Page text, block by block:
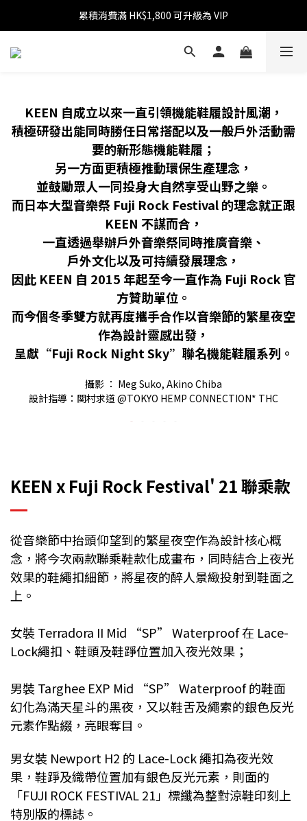
消費滿 HK$599 免運費
累積消費滿 HK$1,800 可升級為 VIP
消費滿 HK$1,800 可享 9 折優惠
KEEN 自成立以來一直引領機能鞋履設計風潮，
積極研發出能同時勝任日常搭配以及一般戶外活動需
要的新形態機能鞋履；
另一方面更積極推動環保生產理念，
並鼓勵眾人一同投身大自然享受山野之樂。
而日本大型音樂祭 Fuji Rock Festival 的理念就正跟
KEEN 不謀而合，
一直透過舉辦戶外音樂祭同時推廣音樂、
戶外文化以及可持續發展理念，
因此 KEEN 自 2015 年起至今一直作為 Fuji Rock 官
方贊助單位。
而今個冬季雙方就再度攜手合作以音樂節的繁星夜空
作為設計靈感出發，
呈獻“Fuji Rock Night Sky”聯名機能鞋履系列。
攝影 ： Meg Suko, Akino Chiba
設計指導：関村求道 @TOKYO HEMP CONNECTION* THC
KEEN x Fuji Rock Festival' 21 聯乘款
從音樂節中抬頭仰望到的繁星夜空作為設計核心概
念，將今次兩款聯乘鞋款化成畫布，同時結合上夜光
效果的鞋繩扣細節，將星夜的醉人景緻投射到鞋面之
上。
女裝 Terradora II Mid “SP” Waterproof 在 Lace-
Lock繩扣、鞋頭及鞋踭位置加入夜光效果；
男裝 Targhee EXP Mid “SP” Waterproof 的鞋面
幻化為滿天星斗的黑夜，又以鞋舌及繩索的銀色反光
元素作點綴，亮眼奪目。
男女裝 Newport H2 的 Lace-Lock 繩扣為夜光效
果，鞋踭及織帶位置加有銀色反光元素，則面的
「FUJI ROCK FESTIVAL 21」標纖為整對涼鞋印刻上
特別版的標誌。